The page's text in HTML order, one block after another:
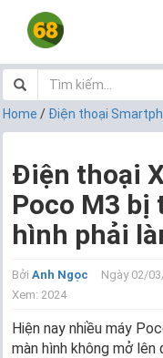
Home / Điện thoại
Điện thoại
Poco M3 bị
hình phải
Bởi Anh Ngọc Ngày 02/
Xem: 2024
Hiện nay nhiều máy
màn hình không mở